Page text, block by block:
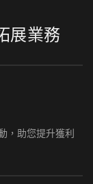
展業務
，助您提升獲利